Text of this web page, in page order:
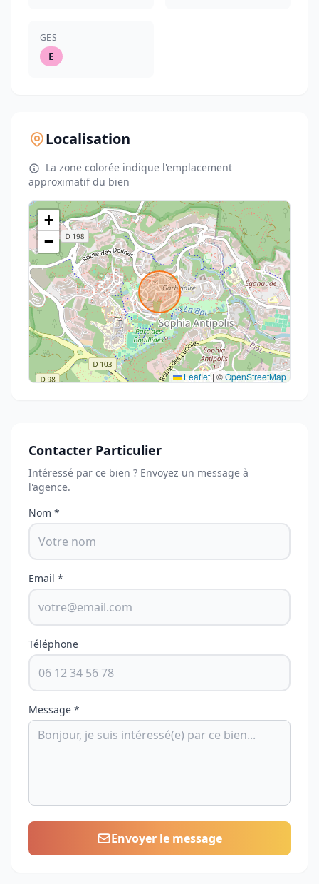
GES
E
Localisation
La zone colorée indique l'emplacement
approximatif du bien
+
−
Leaflet | ©OpenStreetMap
Contacter Particulier
Intéressé par ce bien ? Envoyez un message à
l'agence.
Nom *
Email *
Téléphone
Message *
Envoyer le message